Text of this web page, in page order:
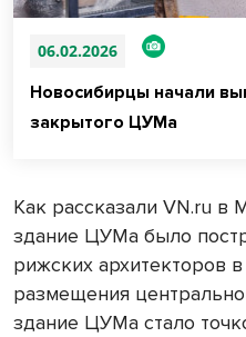
06.02.2026
Новосибирцы начали
закрытого ЦУМа
Как рассказали VN.ru в
здание ЦУМа было
рижских архитекторов
размещения
здание ЦУМа стало